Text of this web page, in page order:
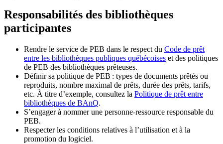
Responsabilités des bibliothèques
participantes
Rendre le service de PEB dans le respect du Code de prêt
entre les bibliothèques publiques québécoises et des politiques
de PEB des bibliothèques prêteuses.
Définir sa politique de PEB : types de documents prêtés ou
reproduits, nombre maximal de prêts, durée des prêts, tarifs,
etc. À titre d’exemple, consultez la Politique de prêt entre
bibliothèques de BAnQ.
S’engager à nommer une personne-ressource responsable du
PEB.
Respecter les conditions relatives à l’utilisation et à la
promotion du logiciel.